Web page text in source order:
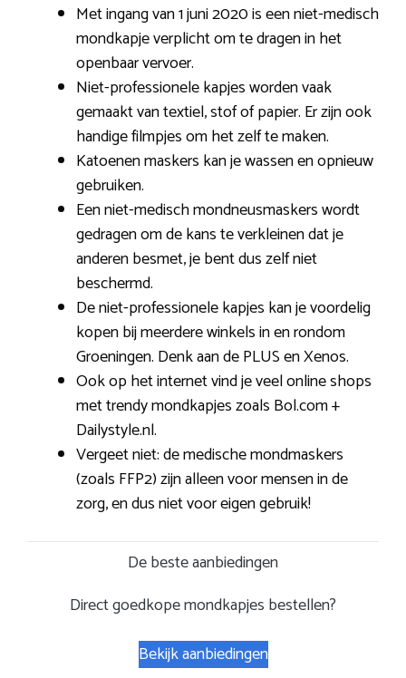
Met ingang van 1 juni 2020 is een niet-medisch
mondkapje verplicht om te dragen in het
openbaar vervoer.
Niet-professionele kapjes worden vaak
gemaakt van textiel, stof of papier. Er zijn ook
handige filmpjes om het zelf te maken.
Katoenen maskers kan je wassen en opnieuw
gebruiken.
Een niet-medisch mondneusmaskers wordt
gedragen om de kans te verkleinen dat je
anderen besmet, je bent dus zelf niet
beschermd.
De niet-professionele kapjes kan je voordelig
kopen bij meerdere winkels in en rondom
Groeningen. Denk aan de PLUS en Xenos.
Ook op het internet vind je veel online shops
met trendy mondkapjes zoals Bol.com +
Dailystyle.nl.
Vergeet niet: de medische mondmaskers
(zoals FFP2) zijn alleen voor mensen in de
zorg, en dus niet voor eigen gebruik!
De beste aanbiedingen
Direct goedkope mondkapjes bestellen?
Bekijk aanbiedingen